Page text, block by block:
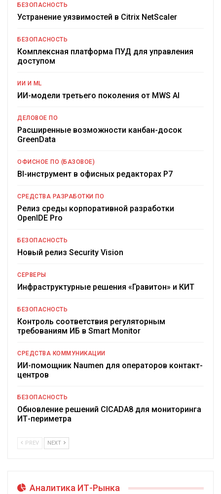
БЕЗОПАСНОСТЬ
Устранение уязвимостей в Citrix NetScaler
БЕЗОПАСНОСТЬ
Комплексная платформа ПУД для управления
доступом
ИИ И ML
ИИ-модели третьего поколения от MWS AI
ДЕЛОВОЕ ПО
Расширенные возможности канбан-досок
GreenData
ОФИСНОЕ ПО (БАЗОВОЕ)
BI-инструмент в офисных редакторах Р7
СРЕДСТВА РАЗРАБОТКИ ПО
Релиз среды корпоративной разработки
OpenIDE Pro
БЕЗОПАСНОСТЬ
Новый релиз Security Vision
СЕРВЕРЫ
Инфраструктурные решения «Гравитон» и КИТ
БЕЗОПАСНОСТЬ
Контроль соответствия регуляторным
требованиям ИБ в Smart Monitor
СРЕДСТВА КОММУНИКАЦИИ
ИИ-помощник Naumen для операторов контакт-
центров
БЕЗОПАСНОСТЬ
Обновление решений CICADA8 для мониторинга
ИТ-периметра
PREV NEXT
Аналитика ИТ-Рынка